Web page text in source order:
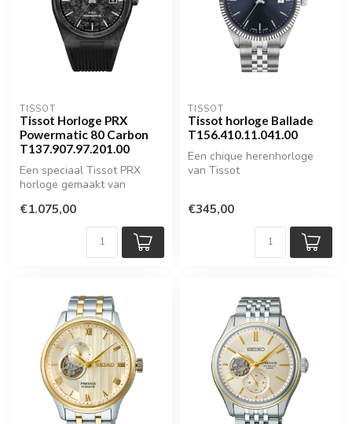
TISSOT
Tissot Horloge PRX
Powermatic 80 Carbon
T137.907.97.201.00
Een speciaal Tissot PRX
horloge gemaakt van
€1.075,00
TISSOT
Tissot horloge Ballade
T156.410.11.041.00
Een chique herenhorloge
van Tissot
€345,00